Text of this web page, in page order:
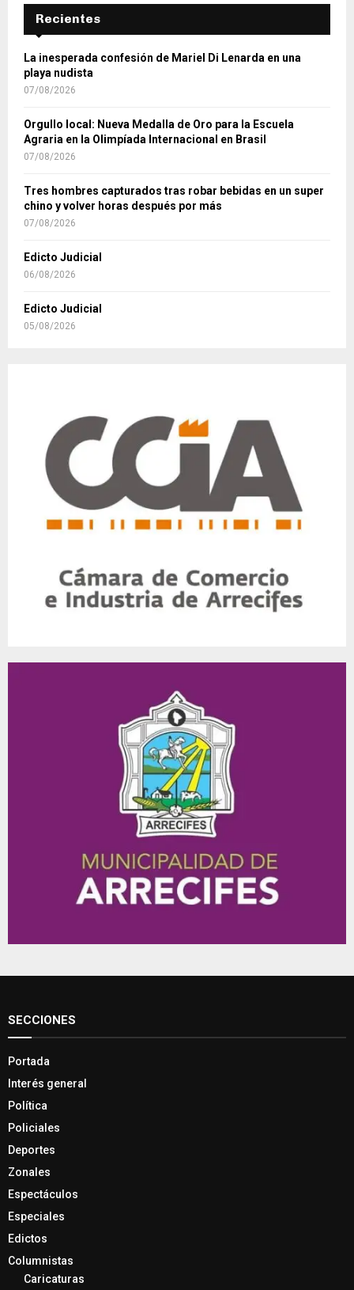
Recientes
La inesperada confesión de Mariel Di Lenarda en una
playa nudista
07/08/2026
Orgullo local: Nueva Medalla de Oro para la Escuela
Agraria en la Olimpíada Internacional en Brasil
07/08/2026
Tres hombres capturados tras robar bebidas en un super
chino y volver horas después por más
07/08/2026
Edicto Judicial
06/08/2026
Edicto Judicial
05/08/2026
SECCIONES
Portada
Interés general
Política
Policiales
Deportes
Zonales
Espectáculos
Especiales
Edictos
Columnistas
Caricaturas